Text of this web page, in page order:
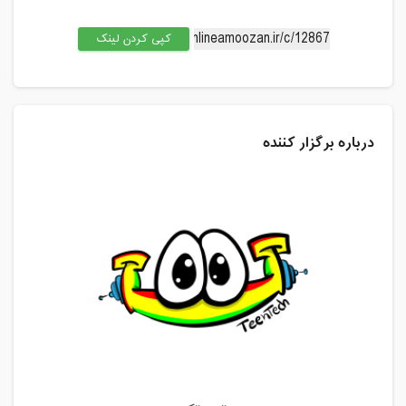
کپی کردن لینک
درباره برگزار کننده